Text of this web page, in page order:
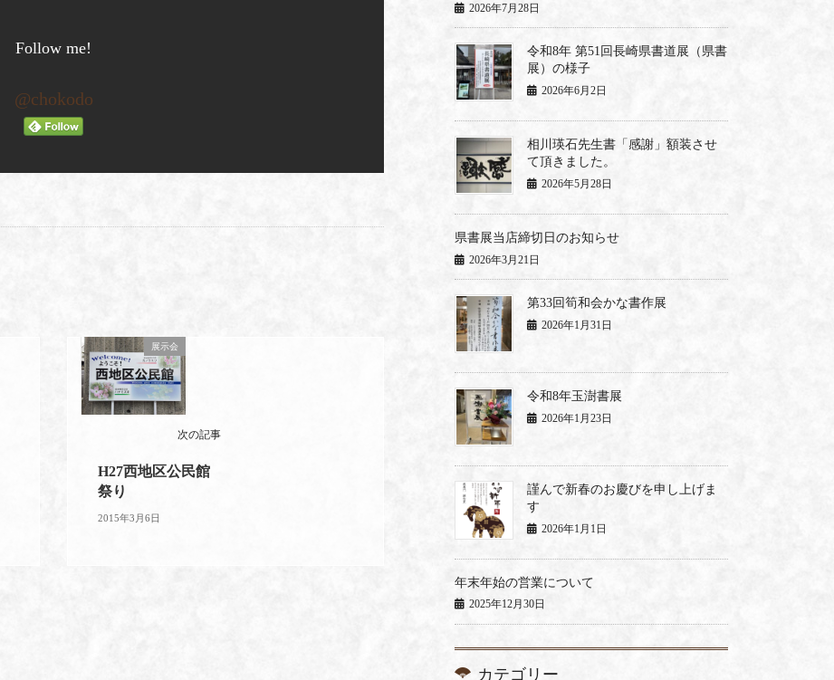
Follow me!
@chokodo
展示会
次の記事
H27西地区公民館
祭り
2015年3月6日
2026年7月28日
令和8年 第51回長崎県書道展（県書
展）の様子
2026年6月2日
相川瑛石先生書「感謝」額装させ
て頂きました。
2026年5月28日
県書展当店締切日のお知らせ
2026年3月21日
第33回筍和会かな書作展
2026年1月31日
令和8年玉澍書展
2026年1月23日
謹んで新春のお慶びを申し上げま
す
2026年1月1日
年末年始の営業について
2025年12月30日
カテゴリー